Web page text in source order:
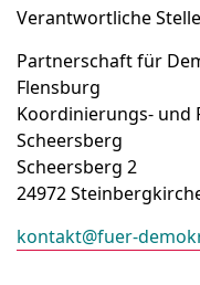
Verantwortliche
Partnerschaft für
Flensburg
Koordinierungs- und
Scheersberg
Scheersberg 2
24972
kontakt@fuer-